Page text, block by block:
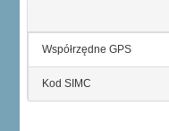
Współrzędne GPS
Kod SIMC